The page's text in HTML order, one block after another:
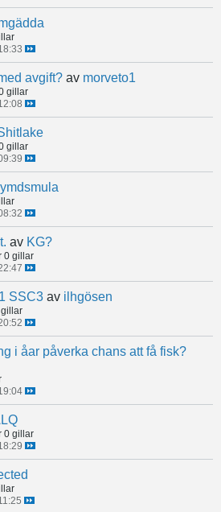
avgift? av morveto1
gillar
gillar
av KG?
0 gillar
SSC3 av ilhgösen
i åar påverka chans att få fisk?
0 gillar